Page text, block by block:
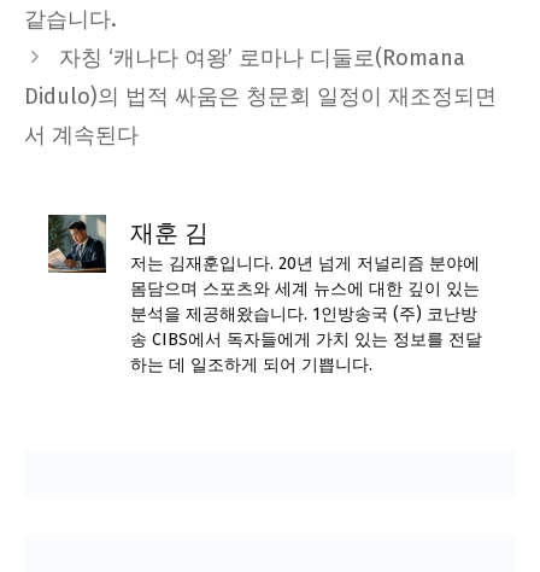
같습니다.
자칭 ‘캐나다 여왕’ 로마나 디둘로(Romana
Didulo)의 법적 싸움은 청문회 일정이 재조정되면
서 계속된다
재훈 김
저는 김재훈입니다. 20년 넘게 저널리즘 분야에
몸담으며 스포츠와 세계 뉴스에 대한 깊이 있는
분석을 제공해왔습니다. 1인방송국 (주) 코난방
송 CIBS에서 독자들에게 가치 있는 정보를 전달
하는 데 일조하게 되어 기쁩니다.